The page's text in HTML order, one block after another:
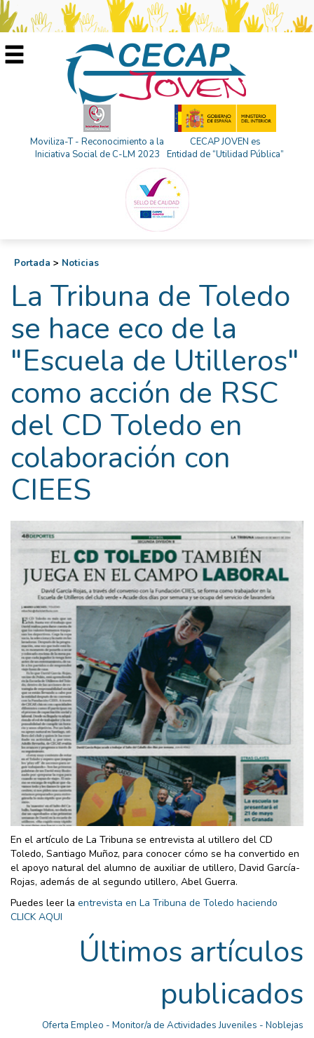
Moviliza-T - Reconocimiento a la
Iniciativa Social de C-LM 2023
CECAP JOVEN es
Entidad de “Utilidad Pública”
Portada > Noticias
La Tribuna de Toledo
se hace eco de la
"Escuela de Utilleros"
como acción de RSC
del CD Toledo en
colaboración con
CIEES
En el artículo de La Tribuna se entrevista al utillero del CD
Toledo, Santiago Muñoz, para conocer cómo se ha convertido en
el apoyo natural del alumno de auxiliar de utillero, David García-
Rojas, además de al segundo utillero, Abel Guerra.
Puedes leer la entrevista en La Tribuna de Toledo haciendo
CLICK AQUI
Últimos artículos
publicados
Oferta Empleo - Monitor/a de Actividades Juveniles - Noblejas